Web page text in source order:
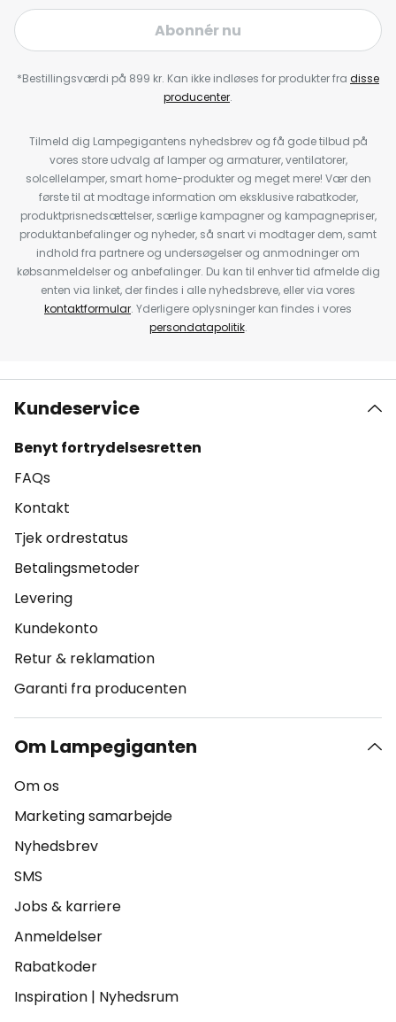
Abonnér nu
*Bestillingsværdi på 899 kr. Kan ikke indløses for produkter fra disse
producenter.
Tilmeld dig Lampegigantens nyhedsbrev og få gode tilbud på
vores store udvalg af lamper og armaturer, ventilatorer,
solcellelamper, smart home-produkter og meget mere! Vær den
første til at modtage information om eksklusive rabatkoder,
produktprisnedsættelser, særlige kampagner og kampagnepriser,
produktanbefalinger og nyheder, så snart vi modtager dem, samt
indhold fra partnere og undersøgelser og anmodninger om
købsanmeldelser og anbefalinger. Du kan til enhver tid afmelde dig
enten via linket, der findes i alle nyhedsbreve, eller via vores
kontaktformular. Yderligere oplysninger kan findes i vores
persondatapolitik.
Kundeservice
Benyt fortrydelsesretten
FAQs
Kontakt
Tjek ordrestatus
Betalingsmetoder
Levering
Kundekonto
Retur & reklamation
Garanti fra producenten
Om Lampegiganten
Om os
Marketing samarbejde
Nyhedsbrev
SMS
Jobs & karriere
Anmeldelser
Rabatkoder
Inspiration | Nyhedsrum